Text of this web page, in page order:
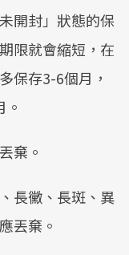
開封」狀態的保
限就會縮短，在
保存3-6個月，
棄。
長黴、長斑、異
丟棄。